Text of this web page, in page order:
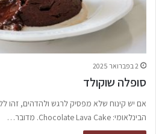
2 בפברואר 2025
סופלה שוקולד
אם יש קינוח שלא מפסיק לרגש ולהדהים, זהו
הבינלאומי: Chocolate Lava Cake. מדובר…